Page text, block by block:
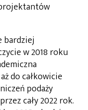
bardziej
w 2018 roku
do całkowicie
podaży
cały 2022 rok.